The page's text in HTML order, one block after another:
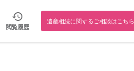
閲覧履歴
遺産相続に関するご相談はこちら